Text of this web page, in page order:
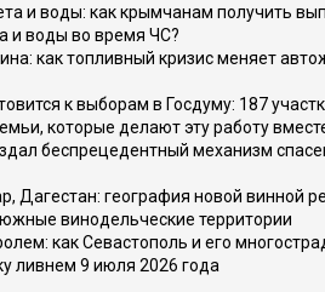
и воды: как крымчанам получить
и воды во время ЧС?
как топливный кризис меняет
к выборам в Госдуму: 187
которые делают эту работу
беспрецедентный механизм
Дагестан: география новой винной
винодельческие территории
как Севастополь и его
ливнем 9 июля 2026 года